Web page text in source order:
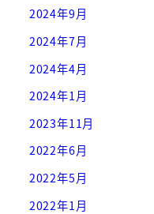
2024年9月
2024年7月
2024年4月
2024年1月
2023年11月
2022年6月
2022年5月
2022年1月